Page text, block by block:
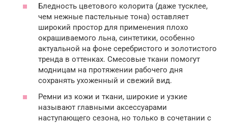
Бледность цветового колорита (даже тусклее,
чем нежные пастельные тона) оставляет
широкий простор для применения плохо
окрашиваемого льна, синтетики, особенно
актуальной на фоне серебристого и золотистого
тренда в оттенках. Смесовые ткани помогут
модницам на протяжении рабочего дня
сохранять ухоженный и свежий вид.
Ремни из кожи и ткани, широкие и узкие
называют главными аксессуарами
наступающего сезона, но только в сочетании с